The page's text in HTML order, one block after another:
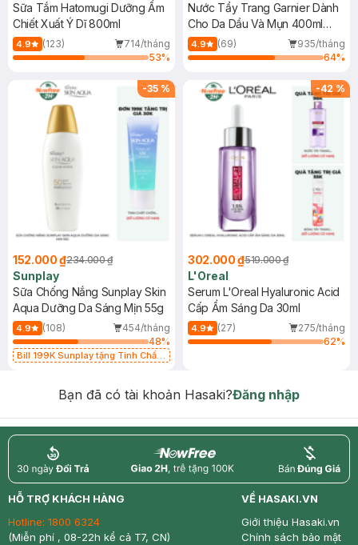
Sữa Tắm Hatomugi Dưỡng Ẩm
Chiết Xuất Ý Dĩ 800ml
4.9 (123)
714/tháng
53%
Nước Tẩy Trang Garnier Dành
Cho Da Dầu Và Mụn 400ml
(Mới)
4.9 (69)
935/tháng
64%
-35 %
152.000 ₫234.000 ₫
Sunplay
Sữa Chống Nắng Sunplay Skin
Aqua Dưỡng Da Sáng Mịn 55g
4.9 (108)
454/tháng
48%
Bill 199K Sunplay tặng Tinh Chất
-42 %
302.000 ₫519.000 ₫
L'Oreal
Serum L'Oreal Hyaluronic Acid
Cấp Ẩm Sáng Da 30ml
4.9 (27)
275/tháng
62%
Bạn đã có tài khoản Hasaki?Đăng nhập
return nowfree price
HỖ TRỢ KHÁCH HÀNG
Hotline: 1800 6324
(Miễn phí , 08-22h kể cả T7, CN)
VỀ HASAKI.VN
Giới thiệu Hasaki.vn
Chính sách bảo mật